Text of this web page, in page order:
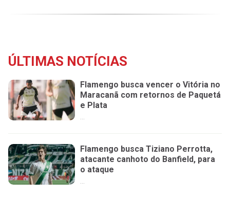
ÚLTIMAS NOTÍCIAS
Flamengo busca vencer o Vitória no
Maracanã com retornos de Paquetá
e Plata
...
Flamengo busca Tiziano Perrotta,
atacante canhoto do Banfield, para
o ataque
...